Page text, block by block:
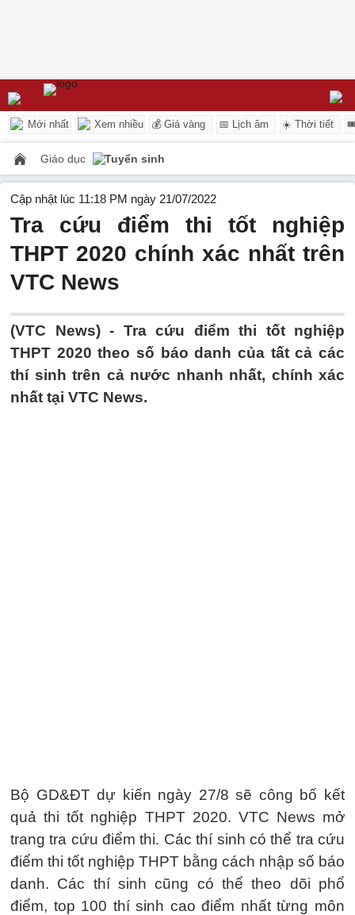
Mới nhất Xem nhiều 💰 Giá vàng 📅 Lịch âm ☀️ Thời tiết
Giáo dục Tuyển sinh
Cập nhật lúc 11:18 PM ngày 21/07/2022
Tra cứu điểm thi tốt nghiệp
THPT 2020 chính xác nhất trên
VTC News
(VTC News) - Tra cứu điểm thi tốt nghiệp
THPT 2020 theo số báo danh của tất cả các
thí sinh trên cả nước nhanh nhất, chính xác
nhất tại VTC News.
Bộ GD&ĐT dự kiến ngày 27/8 sẽ công bố kết
quả thi tốt nghiệp THPT 2020. VTC News mở
trang tra cứu điểm thi. Các thí sinh có thể tra cứu
điểm thi tốt nghiệp THPT bằng cách nhập số báo
danh. Các thí sinh cũng có thể theo dõi phổ
điểm, top 100 thí sinh cao điểm nhất từng môn